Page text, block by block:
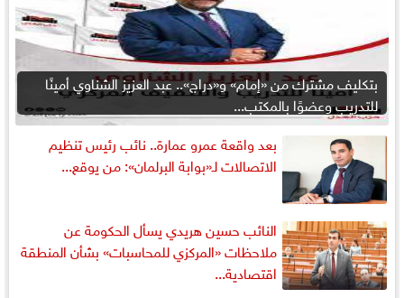
بتكليف مشترك من «إمام» و«دراج».. عبد العزيز الشناوي أمينًا
للتدريب وعضوًا بالمكتب...
بعد واقعة عمرو عمارة.. نائب رئيس تنظيم
الاتصالات لـ«بوابة البرلمان»: من يوقع...
النائب حسين هريدي يسأل الحكومة عن
ملاحظات «المركزي للمحاسبات» بشأن المنطقة
اقتصادية...